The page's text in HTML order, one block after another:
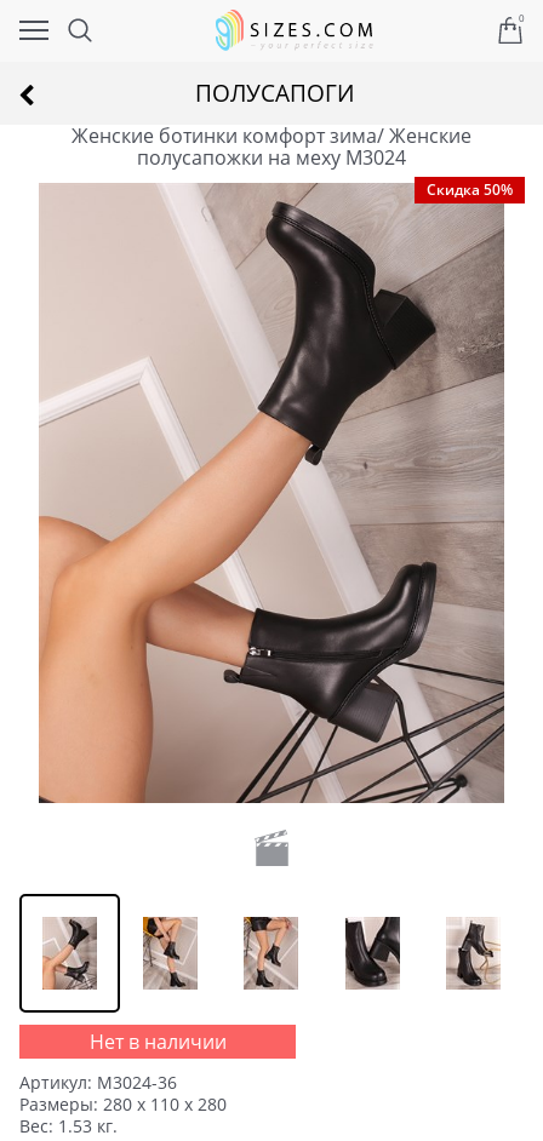
0
ПОЛУСАПОГИ
Женские ботинки комфорт зима/ Женские
полусапожки на меху M3024
Скидка 50%
Нет в наличии
Артикул: M3024-36
Размеры: 280 x 110 x 280
Вес: 1.53 кг.